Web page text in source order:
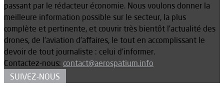
passant par le rédacteur économie. Nous voulons donner la
meilleure information possible sur le secteur, la plus
complète et pertinente, et couvrir très bientôt l’actualité des
drones, de l’aviation d’affaires, le tout en accomplissant le
devoir de tout journaliste : celui d’informer.
Contactez-nous: contact@aerospatium.info
SUIVEZ-NOUS